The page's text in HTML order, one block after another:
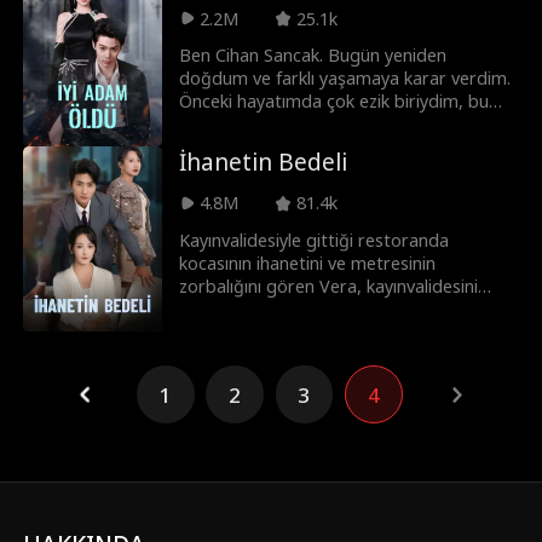
kazanacak.
2.2M
25.1k
Ben Cihan Sancak. Bugün yeniden
doğdum ve farklı yaşamaya karar verdim.
Önceki hayatımda çok ezik biriydim, bu
Garsonluktan yeraltı dünyasının güçlü
ismine dönüşen Cihan, zorbaları
yumruklarıyla dize getirir, yeraltı kralı
kayınpederi Volkan Moran'la akıl savaşı
verir. Tek bir prensibi var: "Benim
adamıma dokunana hayatı zehir ederim."
Pes etmeyince dünyanın sana yol verdiğini
İhanetin Bedeli
4.8M
81.4k
Kayınvalidesiyle gittiği restoranda
kocasının ihanetini ve metresinin
zorbalığını gören Vera, kayınvalidesini
zamanı!
1 2 3 4